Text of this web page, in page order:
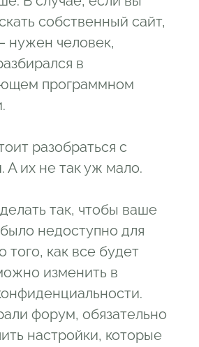
собственный сайт,
нужен человек,
в
программном
разобраться с
А их не так уж мало.
так, чтобы ваше
недоступно для
того, как все будет
изменить в
форум, обязательно
настройки, которые